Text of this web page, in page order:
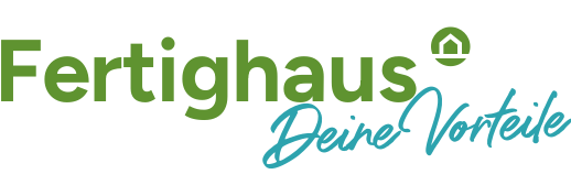
Fertighaus
Deine Vorteile